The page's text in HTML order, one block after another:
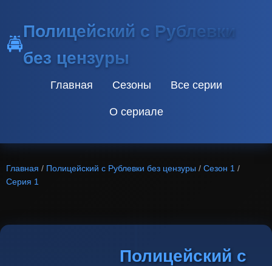
🚔
Полицейский с Рублевки
без цензуры
Главная Сезоны Все серии
О сериале
Главная / Полицейский с Рублевки без цензуры / Сезон 1 /
Серия 1
Полицейский с